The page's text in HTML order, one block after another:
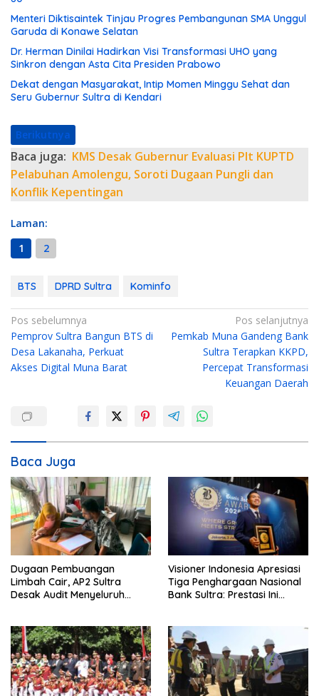
Menteri Diktisaintek Tinjau Progres Pembangunan SMA Unggul
Garuda di Konawe Selatan
Dr. Herman Dinilai Hadirkan Visi Transformasi UHO yang
Sinkron dengan Asta Cita Presiden Prabowo
Dekat dengan Masyarakat, Intip Momen Minggu Sehat dan
Seru Gubernur Sultra di Kendari
Berikutnya
Baca juga: KMS Desak Gubernur Evaluasi Plt KUPTD
Pelabuhan Amolengu, Soroti Dugaan Pungli dan
Konflik Kepentingan
Laman:
1
2
BTS DPRD Sultra Kominfo
N
a
v
s
i
p
o
s
Pos sebelumnya
Pemprov Sultra Bangun BTS di
Desa Lakanaha, Perkuat
Akses Digital Muna Barat
Pos selanjutnya
Pemkab Muna Gandeng Bank
Sultra Terapkan KKPD,
Percepat Transformasi
Keuangan Daerah
Baca Juga
Dugaan Pembuangan
Limbah Cair, AP2 Sultra
Desak Audit Menyeluruh
Hukum
Visioner Indonesia Apresiasi
Tiga Penghargaan Nasional
Bank Sultra: Prestasi Ini
Andri Permana